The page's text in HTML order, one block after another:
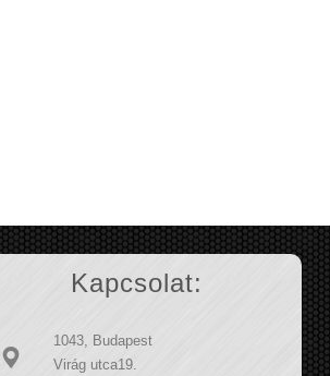
Kapcsolat:
1043, Budapest
Virág utca19.